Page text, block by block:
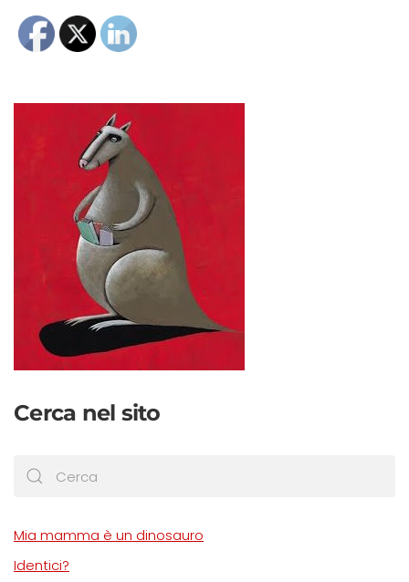
Cerca nel sito
Mia mamma è un dinosauro
Identici?